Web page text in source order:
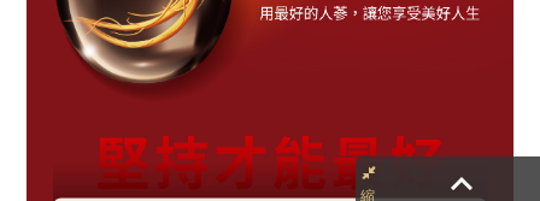
keyboard_arrow_up